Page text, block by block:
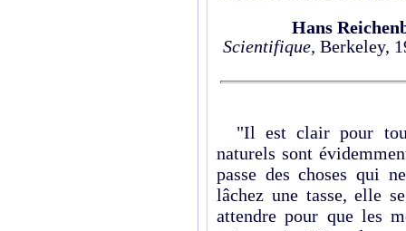
Hans
Scientifique, Berkeley,
"Il est clair pour tout
naturels sont
passe des choses qui
lâchez une tasse, elle
attendre pour que les